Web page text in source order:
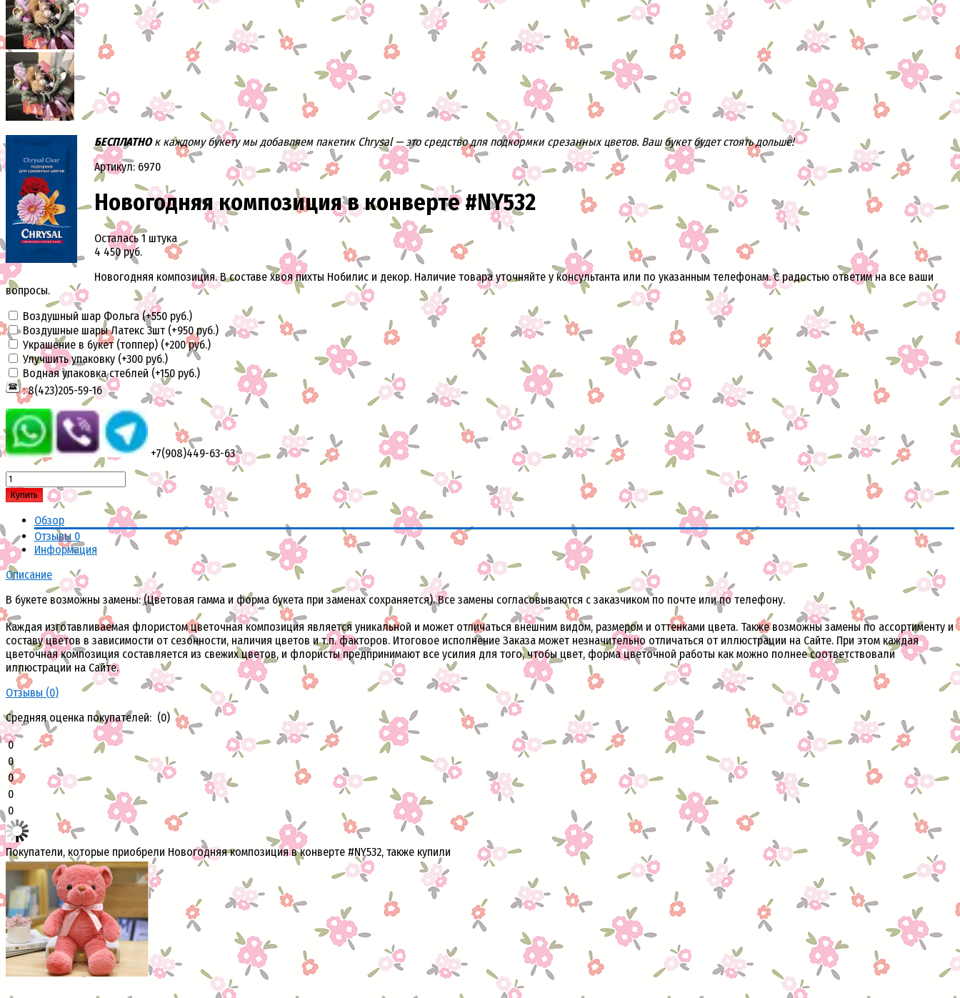
БЕСПЛАТНОк каждому букету мы добавляем пакетик Chrysal — это средство для подкормки срезанных цветов. Ваш букет будет стоять дольше!
Артикул: 6970
Новогодняя композиция в конверте #NY532
Осталась 1 штука
4 450 руб.
Новогодняя композиция. В составе хвоя пихты Нобилис и декор. Наличие товара уточняйте у консультанта или по указанным телефонам. С радостью ответим на все ваши
вопросы.
Воздушный шар Фольга (+550 руб.)
Воздушные шары Латекс 3шт (+950 руб.)
Украшение в букет (топпер) (+200 руб.)
Улучшить упаковку (+300 руб.)
Водная упаковка стеблей (+150 руб.)
: 8(423)205-59-16
+7(908)449-63-63
Купить
Обзор
Отзывы 0
Информация
Описание
В букете возможны замены: (Цветовая гамма и форма букета при заменах сохраняется). Все замены согласовываются с заказчиком по почте или по телефону.
Каждая изготавливаемая флористом цветочная композиция является уникальной и может отличаться внешним видом, размером и оттенками цвета. Также возможны замены по ассортименту и
составу цветов в зависимости от сезонности, наличия цветов и т.п. факторов. Итоговое исполнение Заказа может незначительно отличаться от иллюстрации на Сайте. При этом каждая
цветочная композиция составляется из свежих цветов, и флористы предпринимают все усилия для того, чтобы цвет, форма цветочной работы как можно полнее соответствовали
иллюстрации на Сайте.
Отзывы (0)
Средняя оценка покупателей: (0)
0
0
0
0
0
Покупатели, которые приобрели Новогодняя композиция в конверте #NY532, также купили